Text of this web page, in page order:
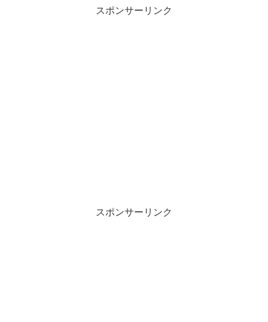
スポンサーリンク
スポンサーリンク